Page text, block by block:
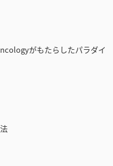
がもたらしたパラダイ